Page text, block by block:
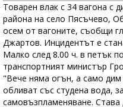
Товарен влак с 34 вагона с
района на село Пясъчево,
осем от вагоните, съобщи
Джартов. Инцидентът е
Малко след 8.00 ч. в петък
транспортният министър
"Вече няма огън, а само дим
обливат със студена вода,
самовъзпламеняване. Става